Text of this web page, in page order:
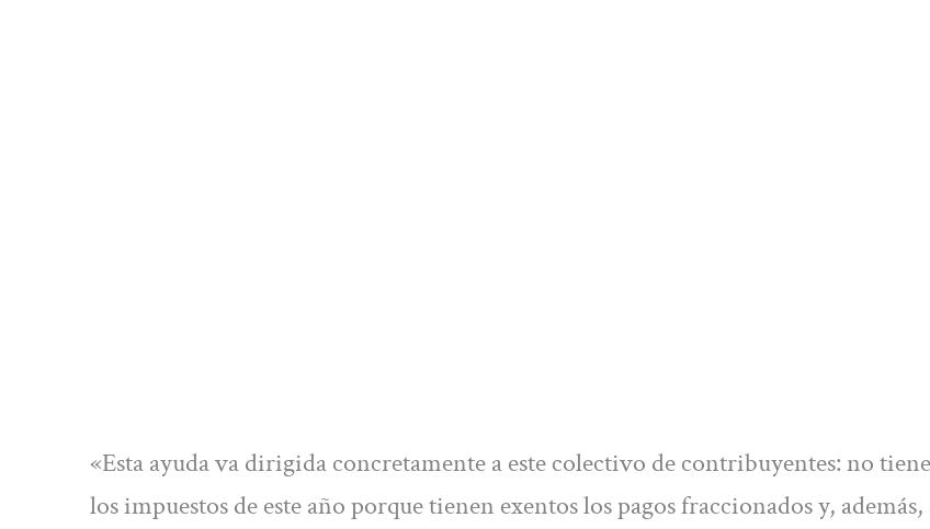
«Esta ayuda va dirigida concretamente a este colectivo de contribuyentes: no
los impuestos de este año porque tienen exentos los pagos fraccionados y,